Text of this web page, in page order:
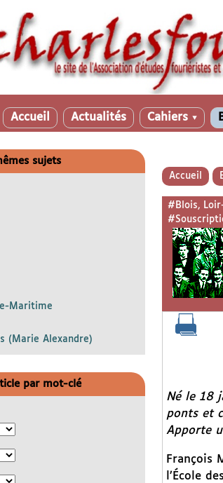
Accueil Actualités Cahiers ▼
Accueil
#Blois,
Né le 18
ponts et
Apporte
François
l’École
sujets
Maritime
(Marie Alexandre)
par mot-clé